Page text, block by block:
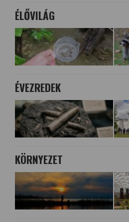
ÉLŐVILÁG
ÉVEZREDEK
KÖRNYEZET